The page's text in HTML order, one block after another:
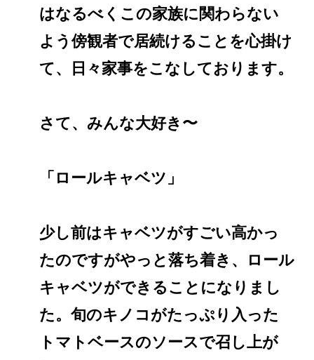
はなるべくこの家族に関わらない
よう傍観者で居続けることを心掛け
て、日々家事をこなしております。
さて、みんな大好き〜
「ロールキャベツ」
少し前はキャベツがすごい高かっ
たのですがやっと落ち着き、ロール
キャベツができることになりまし
た。旬のキノコがたっぷり入った
トマトベースのソースで召し上が